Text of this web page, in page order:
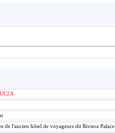
de l'ancien hôtel de voyageurs dit Riviera Palace